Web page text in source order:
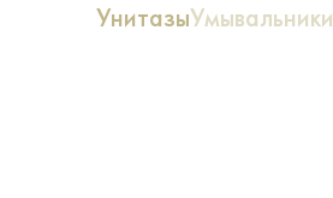
УнитазыУмывальники